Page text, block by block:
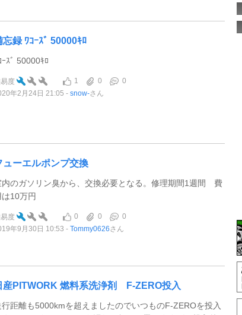
忘録 ﾜｺｰｽﾞ 50000ｷﾛ
ｰｽﾞ 50000ｷﾛ
度 1 0
0
年2月24日 21:05
snow-さん
ューエルポンプ交換
内のガソリン臭から、交換必要となる。修理期間1週間 費
は10万円
度 0 0
0
年9月30日 10:53
Tommy0626さん
産PITWORK 燃料系洗浄剤 F-ZERO投入
行距離も5000kmを超えましたのでいつものF-ZEROを投入